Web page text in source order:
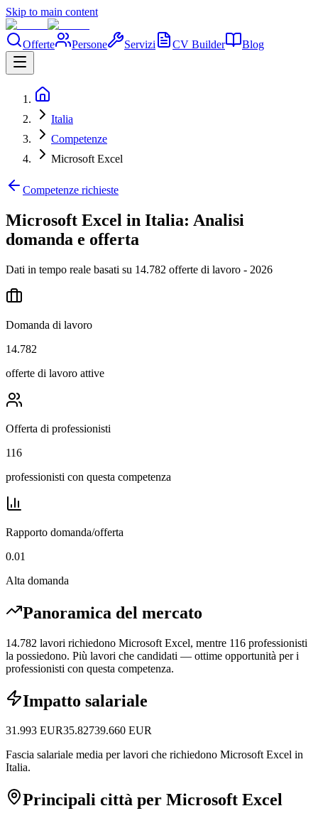
Skip to main content
Offerte Persone Servizi CV Builder Blog
Italia
Competenze
Microsoft Excel
Competenze richieste
Microsoft Excel in Italia: Analisi
domanda e offerta
Dati in tempo reale basati su 14.782 offerte di lavoro - 2026
Domanda di lavoro
14.782
offerte di lavoro attive
Offerta di professionisti
116
professionisti con questa competenza
Rapporto domanda/offerta
0.01
Alta domanda
Panoramica del mercato
14.782 lavori richiedono Microsoft Excel, mentre 116 professionisti
la possiedono. Più lavori che candidati — ottime opportunità per i
professionisti con questa competenza.
Impatto salariale
31.993 EUR35.82739.660 EUR
Fascia salariale media per lavori che richiedono Microsoft Excel in
Italia.
Principali città per Microsoft Excel